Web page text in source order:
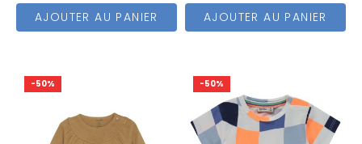
AJOUTER AU PANIER AJOUTER AU PANIER
-50% -50%